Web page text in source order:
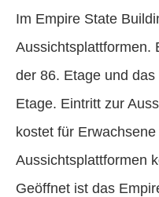
Im Empire State
Aussichtsplattformen.
der 86. Etage und
Etage. Eintritt zur
kostet für
Aussichtsplattformen
Geöffnet ist das